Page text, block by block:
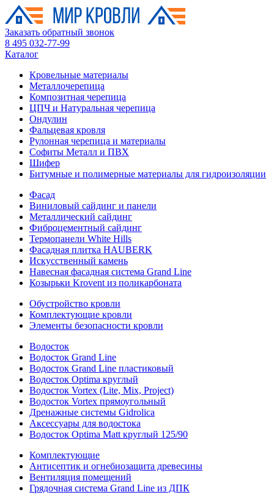
Заказать обратный звонок
8 495 032-77-99
Каталог
Кровельные материалы
Металлочерепица
Композитная черепица
ЦПЧ и Натуральная черепица
Ондулин
Фальцевая кровля
Рулонная черепица и материалы
Софиты Металл и ПВХ
Шифер
Битумные и полимерные материалы для гидроизоляции
Фасад
Виниловый сайдинг и панели
Металлический сайдинг
Фиброцементный сайдинг
Термопанели White Hills
Фасадная плитка HAUBERK
Искусственный камень
Навесная фасадная система Grand Line
Козырьки Krovent из поликарбоната
Обустройство кровли
Комплектующие кровли
Элементы безопасности кровли
Водосток
Водосток Grand Line
Водосток Grand Line пластиковый
Водосток Optima круглый
Водосток Vortex (Lite, Mix, Project)
Водосток Vortex прямоугольный
Дренажные системы Gidrolica
Аксессуары для водостока
Водосток Optima Matt круглый 125/90
Комплектующие
Антисептик и огнебиозащита древесины
Вентиляция помещений
Грядочная система Grand Line из ДПК